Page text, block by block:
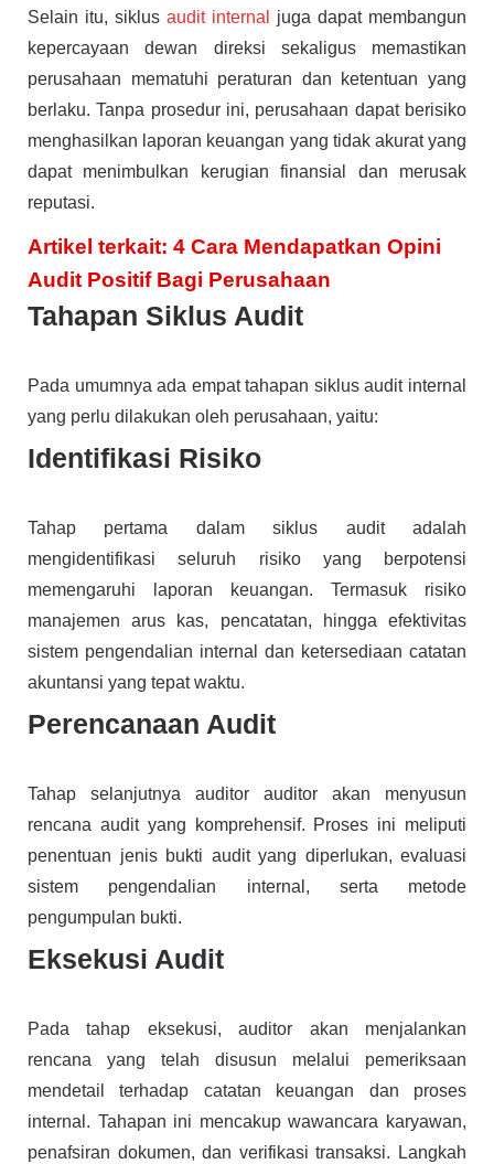
Selain itu, siklus audit internal
juga dapat membangun
kepercayaan dewan direksi sekaligus memastikan
perusahaan mematuhi peraturan dan ketentuan yang
berlaku. Tanpa prosedur ini, perusahaan dapat berisiko
menghasilkan laporan keuangan yang tidak akurat yang
dapat menimbulkan kerugian finansial dan merusak
reputasi.
Artikel terkait: 4 Cara Mendapatkan Opini
Audit Positif Bagi Perusahaan
Tahapan Siklus Audit
Pada umumnya ada empat tahapan siklus audit internal
yang perlu dilakukan oleh perusahaan, yaitu:
Identifikasi Risiko
Tahap pertama dalam siklus audit adalah
mengidentifikasi seluruh risiko yang berpotensi
memengaruhi laporan keuangan. Termasuk risiko
manajemen arus kas, pencatatan, hingga efektivitas
sistem pengendalian internal dan ketersediaan catatan
akuntansi yang tepat waktu.
Perencanaan Audit
Tahap selanjutnya auditor auditor akan menyusun
rencana audit yang komprehensif. Proses ini meliputi
penentuan jenis bukti audit yang diperlukan, evaluasi
sistem pengendalian internal, serta metode
pengumpulan bukti.
Eksekusi Audit
Pada tahap eksekusi, auditor akan menjalankan
rencana yang telah disusun melalui pemeriksaan
mendetail terhadap catatan keuangan dan proses
internal. Tahapan ini mencakup wawancara karyawan,
penafsiran dokumen, dan verifikasi transaksi. Langkah